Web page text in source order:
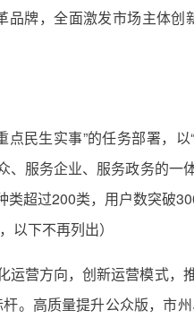
品牌，全面激发市场主体
点民生实事”的任务部署，
服务企业、服务政务的一
超过200类，用户数突破
下不再列出）
营方向，创新运营模式，
。高质量提升公众版，市